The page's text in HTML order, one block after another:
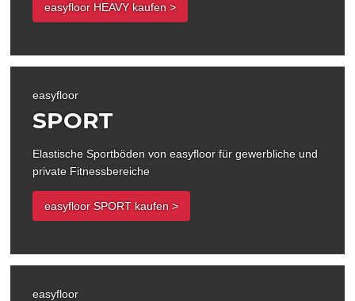
easyfloor HEAVY kaufen >
easyfloor
SPORT
Elastische Sportböden von easyfloor für gewerbliche und
private Fitnessbereiche
easyfloor SPORT kaufen >
easyfloor